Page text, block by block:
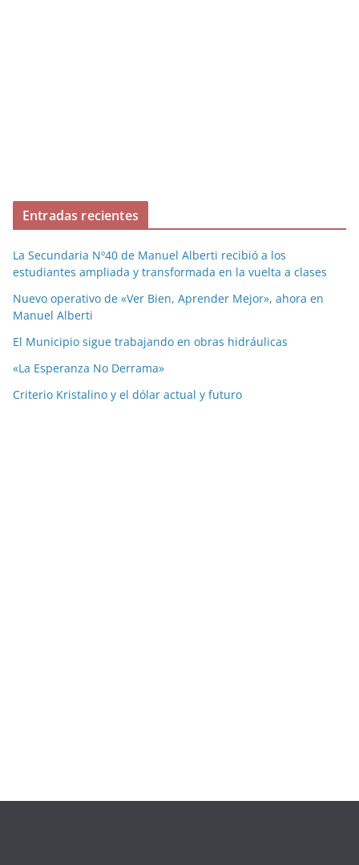
Entradas recientes
La Secundaria Nº40 de Manuel Alberti recibió a los
estudiantes ampliada y transformada en la vuelta a clases
Nuevo operativo de «Ver Bien, Aprender Mejor», ahora en
Manuel Alberti
El Municipio sigue trabajando en obras hidráulicas
«La Esperanza No Derrama»
Criterio Kristalino y el dólar actual y futuro